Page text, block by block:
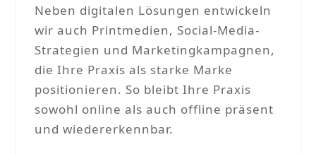
Neben digitalen Lösungen entwickeln
wir auch Printmedien, Social-Media-
Strategien und Marketingkampagnen,
die Ihre Praxis als starke Marke
positionieren. So bleibt Ihre Praxis
sowohl online als auch offline präsent
und wiedererkennbar.